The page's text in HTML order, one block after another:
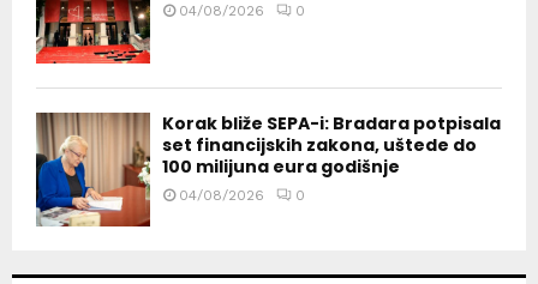
04/08/2026 0
Korak bliže SEPA-i: Bradara potpisala
set financijskih zakona, uštede do
100 milijuna eura godišnje
04/08/2026 0